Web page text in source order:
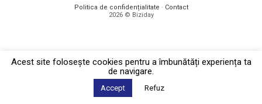
Politica de confidențialitate · Contact
2026 © Biziday
Acest site foloseşte cookies pentru a îmbunătăți experiența ta
de navigare.
Accept Refuz